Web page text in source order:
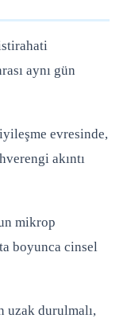
aynı gün
evresinde,
akıntı
mikrop
boyunca cinsel
uzak durulmalı,